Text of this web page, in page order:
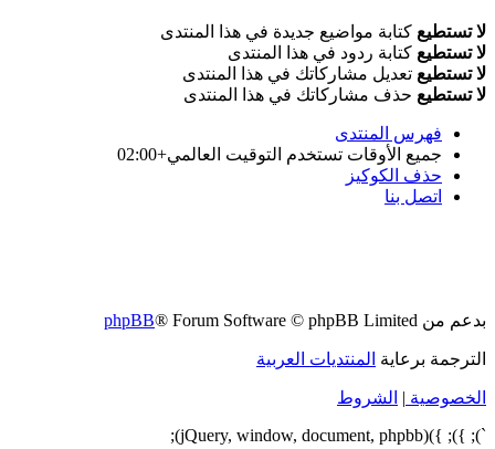
لا تستطيع كتابة مواضيع جديدة في هذا المنتدى
لا تستطيع كتابة ردود في هذا المنتدى
لا تستطيع تعديل مشاركاتك في هذا المنتدى
لا تستطيع حذف مشاركاتك في هذا المنتدى
فهرس المنتدى
جميع الأوقات تستخدم التوقيت العالمي+02:00
حذف الكوكيز
اتصل بنا
بدعم من phpBB® Forum Software © phpBB Limited
الترجمة برعاية المنتديات العربية
الخصوصية | الشروط
`); }); })(jQuery, window, document, phpbb);